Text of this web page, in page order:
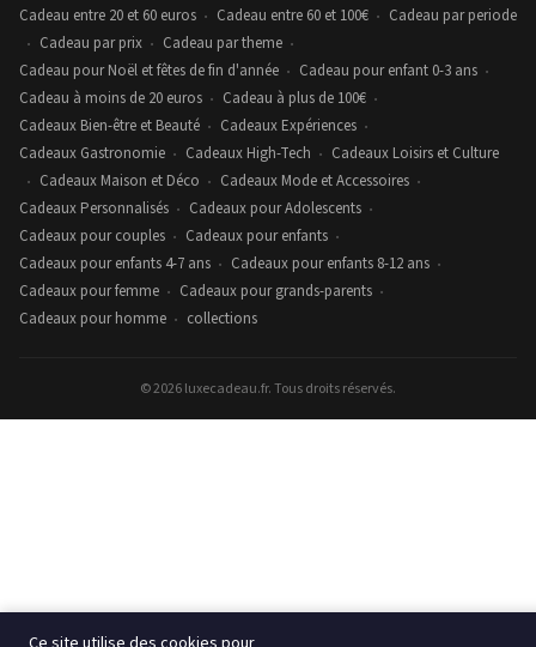
Cadeau entre 20 et 60 euros • Cadeau entre 60 et 100€ • Cadeau par periode
• Cadeau par prix • Cadeau par theme •
Cadeau pour Noël et fêtes de fin d'année • Cadeau pour enfant 0-3 ans •
Cadeau à moins de 20 euros • Cadeau à plus de 100€ •
Cadeaux Bien-être et Beauté • Cadeaux Expériences •
Cadeaux Gastronomie • Cadeaux High-Tech • Cadeaux Loisirs et Culture
• Cadeaux Maison et Déco • Cadeaux Mode et Accessoires •
Cadeaux Personnalisés • Cadeaux pour Adolescents •
Cadeaux pour couples • Cadeaux pour enfants •
Cadeaux pour enfants 4-7 ans • Cadeaux pour enfants 8-12 ans •
Cadeaux pour femme • Cadeaux pour grands-parents •
Cadeaux pour homme • collections
© 2026 luxecadeau.fr. Tous droits réservés.